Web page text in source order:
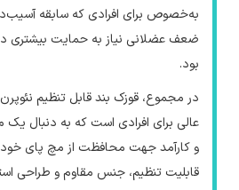
به‌خصوص برای افرادی که سابقه
ضعف عضلانی نیاز به حمایت بیشتری
بود.
در مجموع، قوزک بند قابل تنظیم
عالی برای افرادی است که به دنبال
و کارآمد جهت محافظت از مچ پای
قابلیت تنظیم، جنس مقاوم و طراحی